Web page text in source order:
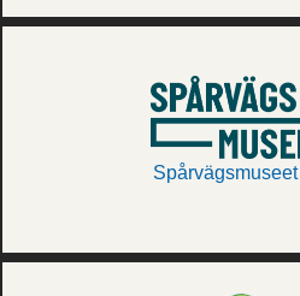
Spårvägsmuseet